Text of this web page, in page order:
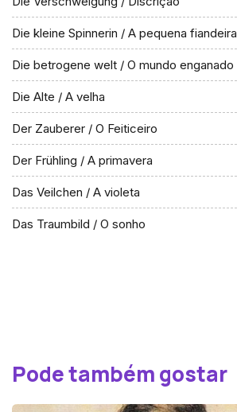
Die kleine Spinnerin / A pequena fiandeira
Die betrogene welt / O mundo enganado
Die Alte / A velha
Der Zauberer / O Feiticeiro
Der Frühling / A primavera
Das Veilchen / A violeta
Das Traumbild / O sonho
Pode também gostar